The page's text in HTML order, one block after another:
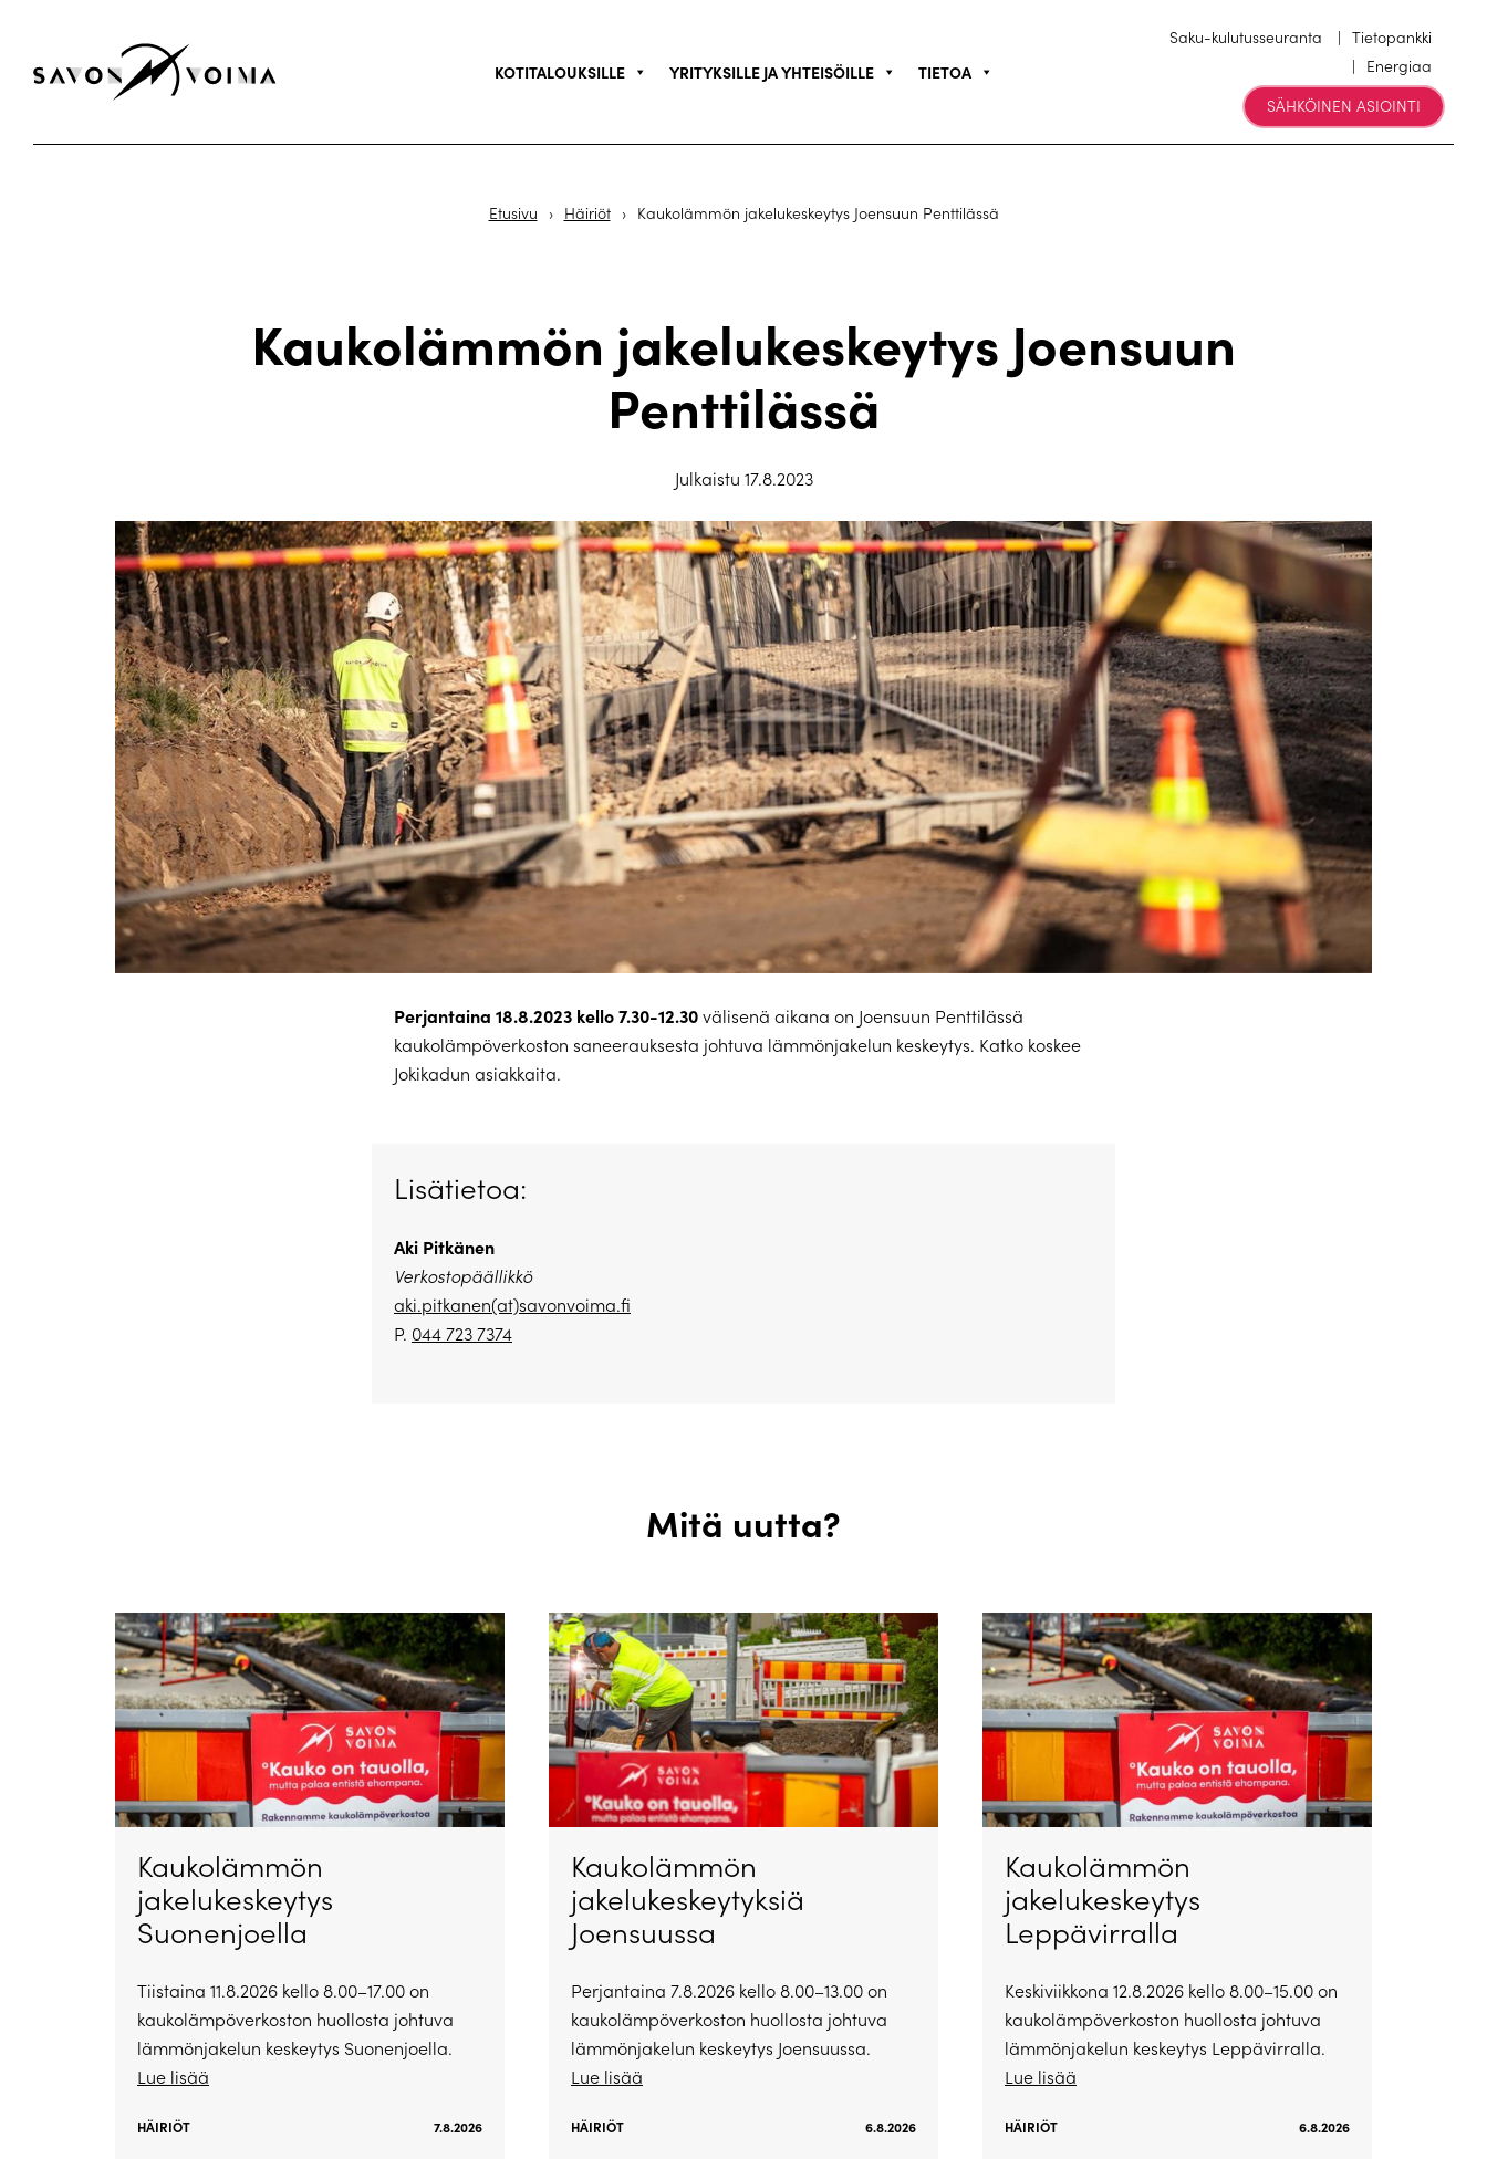
KOTITALOUKSILLE YRITYKSILLE JA YHTEISÖILLE TIETOA
Saku-kulutusseuranta
Tietopankki
Energiaa
SÄHKÖINEN ASIOINTI
Etusivu › Häiriöt › Kaukolämmön jakelukeskeytys Joensuun Penttilässä
Kaukolämmön jakelukeskeytys Joensuun
Penttilässä
Julkaistu 17.8.2023
Perjantaina 18.8.2023 kello 7.30-12.30välisenä aikana on Joensuun Penttilässä
kaukolämpöverkoston saneerauksesta johtuva lämmönjakelun keskeytys. Katko koskee
Jokikadun asiakkaita.
Lisätietoa:
Aki Pitkänen
Verkostopäällikkö
aki.pitkanen(at)savonvoima.fi
P. 044 723 7374
Mitä uutta?
Kaukolämmön
jakelukeskeytys
Suonenjoella
Tiistaina 11.8.2026 kello 8.00–17.00 on
kaukolämpöverkoston huollosta johtuva
lämmönjakelun keskeytys Suonenjoella.
Lue lisää
HÄIRIÖT 7.8.2026
Kaukolämmön
jakelukeskeytyksiä
Joensuussa
Perjantaina 7.8.2026 kello 8.00–13.00 on
kaukolämpöverkoston huollosta johtuva
lämmönjakelun keskeytys Joensuussa.
Lue lisää
HÄIRIÖT 6.8.2026
Kaukolämmön
jakelukeskeytys
Leppävirralla
Keskiviikkona 12.8.2026 kello 8.00–15.00 on
kaukolämpöverkoston huollosta johtuva
lämmönjakelun keskeytys Leppävirralla.
Lue lisää
HÄIRIÖT 6.8.2026